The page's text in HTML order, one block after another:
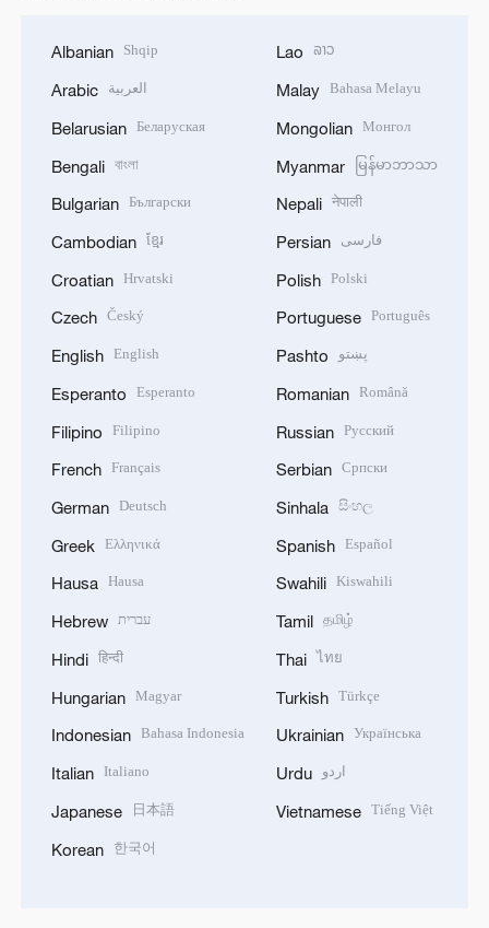
Albanian Shqip
Arabic العربية
Belarusian Беларуская
Bengali বাংলা
Bulgarian Български
Cambodian ខ្មែរ
Croatian Hrvatski
Czech Český
English English
Esperanto Esperanto
Filipino Filipino
French Français
German Deutsch
Greek Ελληνικά
Hausa Hausa
Hebrew עברית
Hindi हिन्दी
Hungarian Magyar
Indonesian Bahasa Indonesia
Italian Italiano
Japanese 日本語
Korean 한국어
Lao ລາວ
Malay Bahasa Melayu
Mongolian Монгол
Myanmar မြန်မာဘာသာ
Nepali नेपाली
Persian فارسی
Polish Polski
Portuguese Português
Pashto پښتو
Romanian Română
Russian Русский
Serbian Српски
Sinhala සිංහල
Spanish Español
Swahili Kiswahili
Tamil தமிழ்
Thai ไทย
Turkish Türkçe
Ukrainian Українська
Urdu اردو
Vietnamese Tiếng Việt